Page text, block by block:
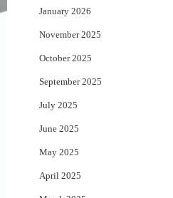
January 2026
November 2025
October 2025
September 2025
July 2025
June 2025
May 2025
April 2025